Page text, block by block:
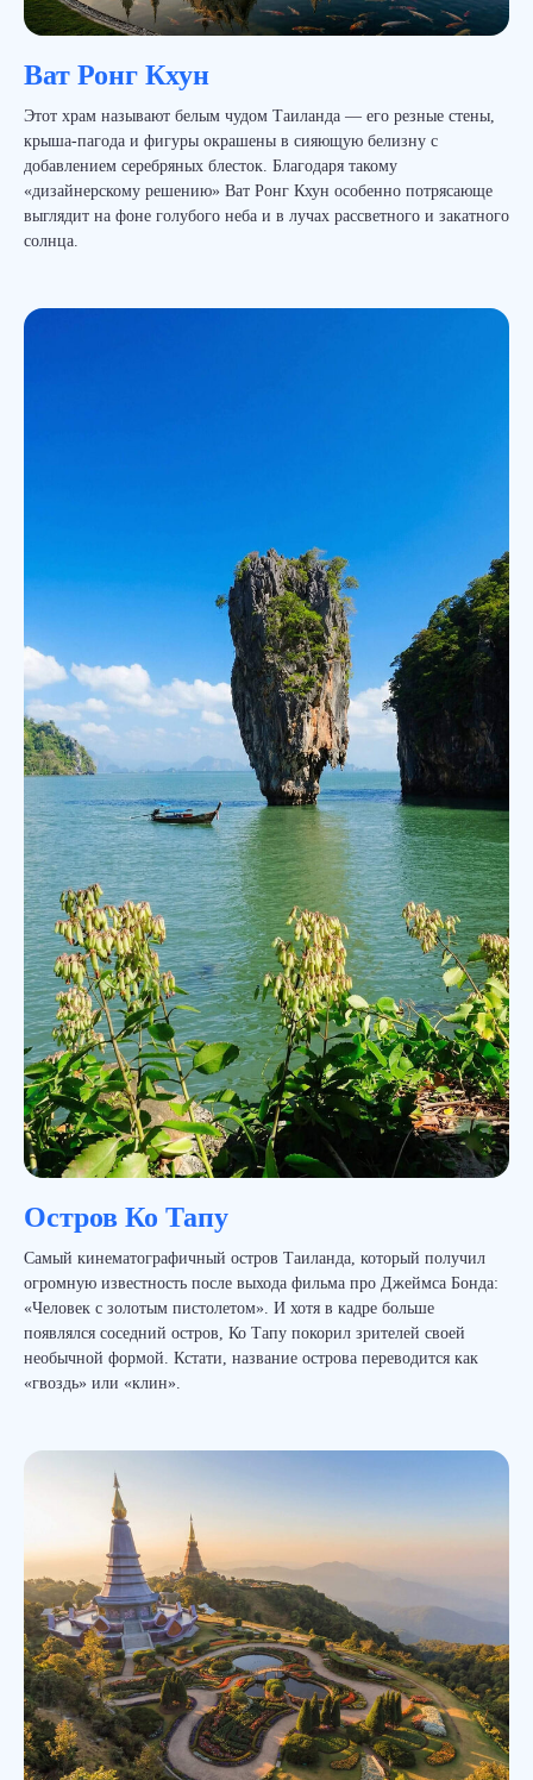
Ват Ронг Кхун
Этот храм называют белым чудом Таиланда — его резные стены,
крыша-пагода и фигуры окрашены в сияющую белизну с
добавлением серебряных блесток. Благодаря такому
«дизайнерскому решению» Ват Ронг Кхун особенно потрясающе
выглядит на фоне голубого неба и в лучах рассветного и закатного
солнца.
Остров Ко Тапу
Самый кинематографичный остров Таиланда, который получил
огромную известность после выхода фильма про Джеймса Бонда:
«Человек с золотым пистолетом». И хотя в кадре больше
появлялся соседний остров, Ко Тапу покорил зрителей своей
необычной формой. Кстати, название острова переводится как
«гвоздь» или «клин».
Оставить заявку
+7
согласен на обработку своих
персональных данных согласно
политике защиты и обработки
персональных данных
Отправить
Подберем
Вам
идеальный
отдых!